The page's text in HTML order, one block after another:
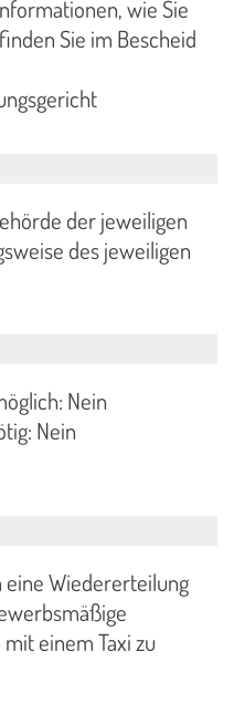
wie Sie
Sie im Bescheid
der jeweiligen
des jeweiligen
Nein
Nein
eine Wiedererteilung
einem Taxi zu